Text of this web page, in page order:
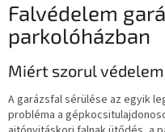
Falvédelem
parkolóházban
Miért szorul
A garázsfal sérülése az egyik
probléma a